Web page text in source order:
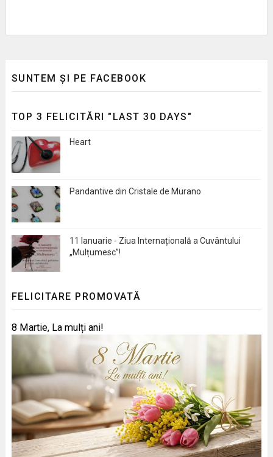
SUNTEM ȘI PE FACEBOOK
TOP 3 FELICITĂRI "LAST 30 DAYS"
Heart
Pandantive din Cristale de Murano
11 Ianuarie - Ziua Internațională a Cuvântului
„Mulțumesc”!
FELICITARE PROMOVATĂ
8 Martie, La mulți ani!